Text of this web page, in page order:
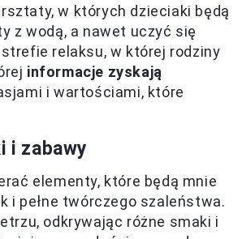
w których dzieciaki będą
z wodą, a nawet uczyć się
relaksu, w której rodziny
informacje zyskają
i wartościami, które
i zabawy
elementy, które będą mnie
i pełne twórczego szaleństwa.
odkrywając różne smaki i